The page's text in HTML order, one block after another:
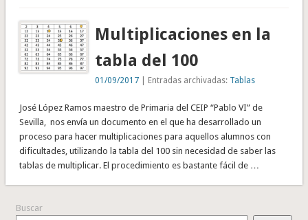
Multiplicaciones en la
tabla del 100
01/09/2017 | Entradas archivadas: Tablas
José López Ramos maestro de Primaria del CEIP “Pablo VI” de
Sevilla, nos envía un documento en el que ha desarrollado un
proceso para hacer multiplicaciones para aquellos alumnos con
dificultades, utilizando la tabla del 100 sin necesidad de saber las
tablas de multiplicar. El procedimiento es bastante fácil de …
Buscar